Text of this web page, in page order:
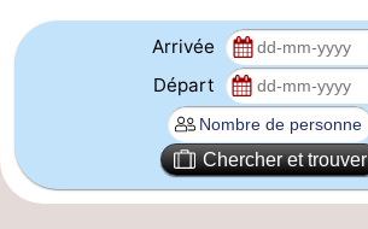
Oosterschelde
Burgh
van
Veere
-
Arrivée
Départ
Chercher et trouver